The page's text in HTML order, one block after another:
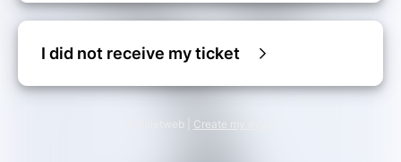
I did not receive my ticket
© Billetweb | Create my event